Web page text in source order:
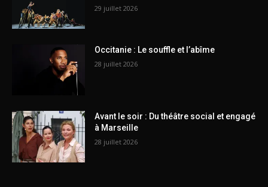
29 juillet 2026
Occitanie : Le souffle et l’abîme
28 juillet 2026
Avant le soir : Du théâtre social et engagé
à Marseille
28 juillet 2026